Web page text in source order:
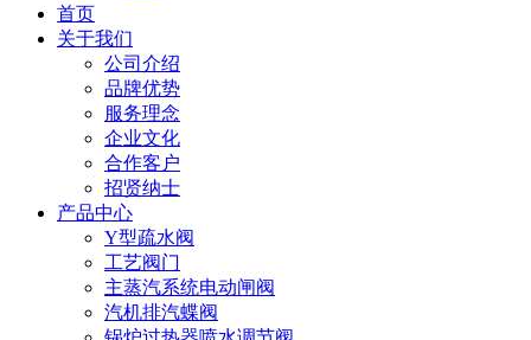
首页
关于我们
公司介绍
品牌优势
服务理念
企业文化
合作客户
招贤纳士
产品中心
Y型疏水阀
工艺阀门
主蒸汽系统电动闸阀
汽机排汽蝶阀